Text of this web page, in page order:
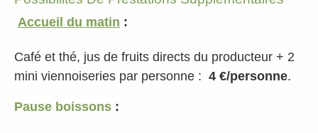
Accueil du matin :
Café et thé, jus de fruits directs du producteur + 2
mini viennoiseries par personne : 4 €/personne.
Pause boissons :